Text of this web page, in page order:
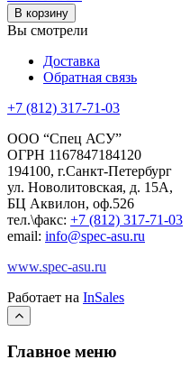
В корзину
Вы смотрели
Доставка
Обратная связь
+7 (812) 317-71-03
ООО “Спец АСУ”
ОГРН 1167847184120
194100, г.Санкт-Петербург
ул. Новолитовская, д. 15А,
БЦ Аквилон, оф.526
тел.\факс: +7 (812) 317-71-03
email: info@spec-asu.ru
www.spec-asu.ru
Работает на InSales
Главное меню